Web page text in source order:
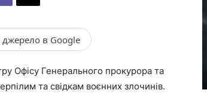
в Google
Офісу Генерального прокурора та
та свідкам воєнних злочинів.